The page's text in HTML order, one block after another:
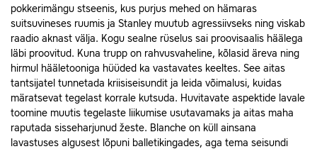
pokkerimängu stseenis, kus purjus mehed on hämaras
suitsuvineses ruumis ja Stanley muutub agressiivseks ning viskab
raadio aknast välja. Kogu sealne rüselus sai proovisaalis häälega
läbi proovitud. Kuna trupp on rahvusvaheline, kõlasid äreva ning
hirmul hääletooniga hüüded ka vastavates keeltes. See aitas
tantsijatel tunnetada kriisiseisundit ja leida võimalusi, kuidas
märatsevat tegelast korrale kutsuda. Huvitavate aspektide lavale
toomine muutis tegelaste liikumise usutavamaks ja aitas maha
raputada sisseharjunud žeste. Blanche on küll ainsana
lavastuses algusest lõpuni balletikingades, aga tema seisundi